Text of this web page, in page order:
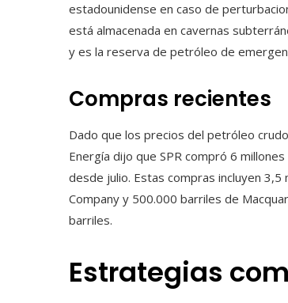
estadounidense en caso de
está almacenada en cavernas
y es la reserva de petróleo de
Compras recientes
Dado que los precios del petróleo
Energía dijo que SPR compró 6
desde julio. Estas compras incluyen
Company y 500.000 barriles de
barriles.
Estrategias